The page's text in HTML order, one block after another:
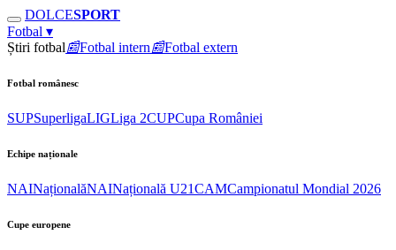
DOLCESPORT
Fotbal ▾
Știri fotbal📰Fotbal intern📰Fotbal extern
Fotbal românesc
SUPSuperligaLIGLiga 2CUPCupa României
Echipe naționale
NAINaționalăNAINațională U21CAMCampionatul Mondial 2026
Cupe europene